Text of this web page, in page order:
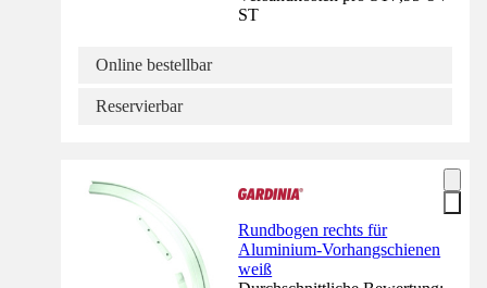
ST
Online bestellbar
Reservierbar
Rundbogen rechts für
Aluminium-Vorhangschienen
weiß